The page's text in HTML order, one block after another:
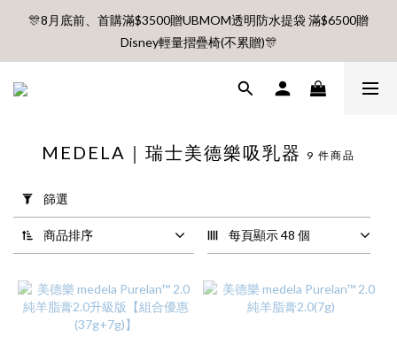
🎊8月底前、首購滿$3500贈UBMOM透明防水提袋 滿$6500贈
Disney輕量摺疊椅(不累贈)🎊
Disney輕量摺疊椅(不累贈)🎊
【村却國際溫泉酒店】指定平日免加價升等雙面景觀客房
8月每週五、六、日 新會員 首購免運🔥
🎊8月底前、首購滿$3500贈UBMOM透明防水提袋 滿$6500贈
Disney輕量摺疊椅(不累贈)🎊
篩
選
(0/20)
價格
(NT$)
MEDELA｜瑞士美德樂吸乳器 9 件商品
篩選
商品排序 每頁顯示 48 個